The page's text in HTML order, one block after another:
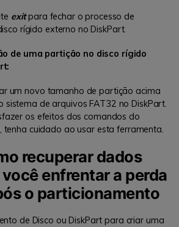
exitpara fechar o processo de
rígido externo no DiskPart.
de uma partição no disco rígido
um novo tamanho de partição acima
sistema de arquivos FAT32 no DiskPart.
os efeitos dos comandos do
tenha cuidado ao usar esta ferramenta.
recuperar dados
enfrentar a perda
o particionamento
de Disco ou DiskPart para criar uma